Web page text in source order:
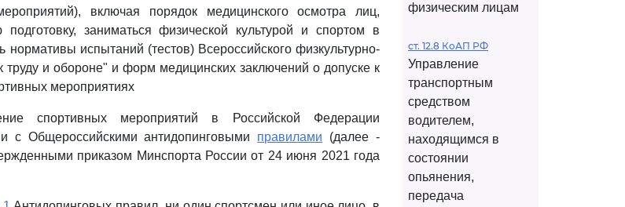
включая порядок медицинского осмотра лиц,
заниматься физической культурой и спортом в
нормативы испытаний (тестов) Всероссийского физкультурно-
труду и обороне" и форм медицинских заключений о допуске к
мероприятиях
спортивных мероприятий в Российской Федерации
с Общероссийскими антидопинговыми правилами (далее -
приказом Минспорта России от 24 июня 2021 года
физическим лицам
ст. 12.8 КоАП РФ
Управление
транспортным
средством
водителем,
находящимся в
состоянии
опьянения,
передача